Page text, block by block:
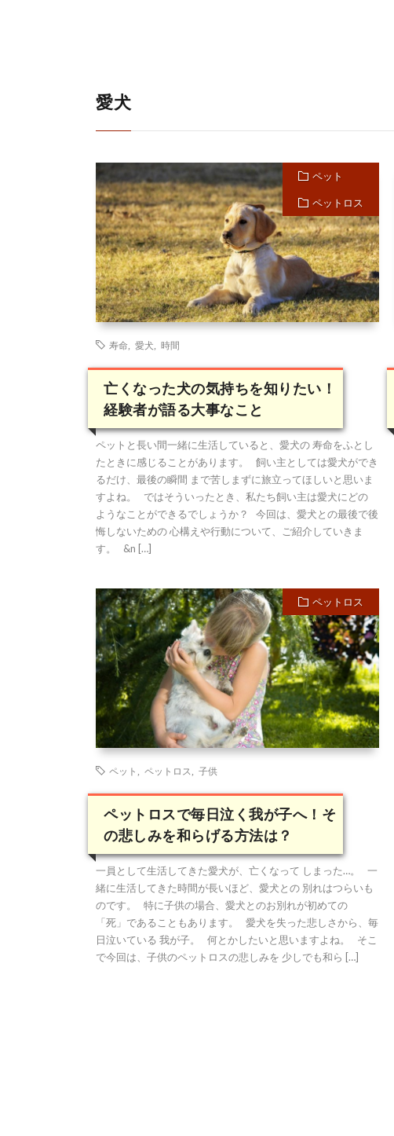
愛犬
ペット
ペットロス
寿命 愛犬 時間
亡くなった犬の気持ちを知りたい！
経験者が語る大事なこと
ペットと長い間一緒に生活していると、愛犬の 寿命をふとし
たときに感じることがあります。 飼い主としては愛犬ができ
るだけ、最後の瞬間 まで苦しまずに旅立ってほしいと思いま
すよね。 ではそういったとき、私たち飼い主は愛犬にどの
ようなことができるでしょうか？ 今回は、愛犬との最後で後
悔しないための 心構えや行動について、ご紹介していきま
す。 &n […]
ペットロス
ペット ペットロス 子供
ペットロスで毎日泣く我が子へ！そ
の悲しみを和らげる方法は？
一員として生活してきた愛犬が、亡くなって しまった…。 一
緒に生活してきた時間が長いほど、愛犬との 別れはつらいも
のです。 特に子供の場合、愛犬とのお別れが初めての
「死」であることもあります。 愛犬を失った悲しさから、毎
日泣いている 我が子。 何とかしたいと思いますよね。 そこ
で今回は、子供のペットロスの悲しみを 少しでも和ら […]